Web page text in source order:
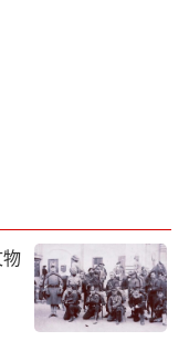
一棒接一棒延
座城市在两岸和
的朋友、上海
欢台北。(完)（责